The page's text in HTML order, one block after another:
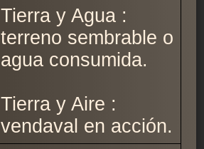
Tierra y Agua :
terreno sembrable o
agua consumida.
Tierra y Aire :
vendaval en acción.